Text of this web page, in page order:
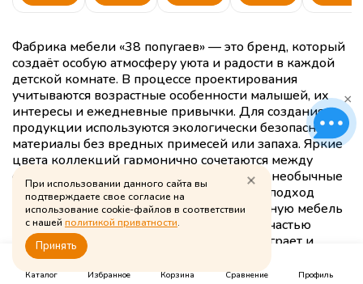
Фабрика мебели «38 попугаев» — это бренд, который
создаёт особую атмосферу уюта и радости в каждой
детской комнате. В процессе проектирования
учитываются возрастные особенности малышей, их
интересы и ежедневные привычки. Для создания
продукции используются экологически безопасные
материалы без вредных примесей или запаха. Яркие
цвета коллекций гармонично сочетаются между
собой и легко вписываются даже в самые необычные
интерьеры современных квартир. Такой подход
позволяет выпускать не просто качественную мебель
для детей — каждое изделие становится частью
пространства, где ребёнок развивается, играет и
учится новому.
При использовании данного сайта вы
подтверждаете свое согласие на
использование cookie-файлов в соответствии
с нашей политикой приватности.
Принять
×
Каталог Избранное Корзина Сравнение Профиль